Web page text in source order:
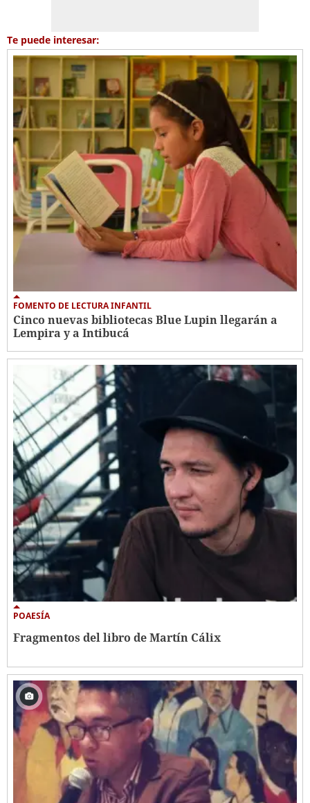
Te puede interesar:
FOMENTO DE LECTURA INFANTIL
Cinco nuevas bibliotecas Blue Lupin llegarán a
Lempira y a Intibucá
POAESÍA
Fragmentos del libro de Martín Cálix